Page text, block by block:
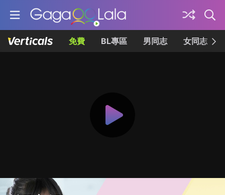
免費 BL專區 男同志 女同志